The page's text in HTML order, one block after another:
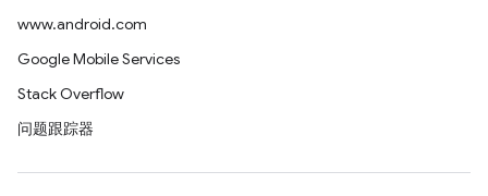
www.android.com
Google Mobile Services
Stack Overflow
问题跟踪器